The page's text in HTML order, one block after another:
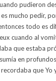
pudieron
mucho pedir,
todo es
cuando al
que estaba
en
que Yo